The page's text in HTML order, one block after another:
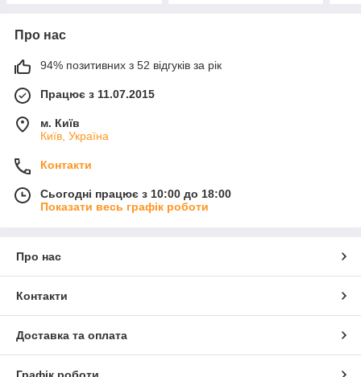
Про нас
94% позитивних з 52 відгуків за рік
Працює з 11.07.2015
м. Київ
Київ, Україна
Контакти
Сьогодні працює з 10:00 до 18:00
Показати весь графік роботи
Про нас
Контакти
Доставка та оплата